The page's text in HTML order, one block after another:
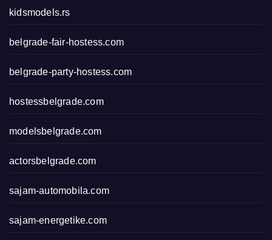
kidsmodels.rs
belgrade-fair-hostess.com
belgrade-party-hostess.com
hostessbelgrade.com
modelsbelgrade.com
actorsbelgrade.com
sajam-automobila.com
sajam-energetike.com